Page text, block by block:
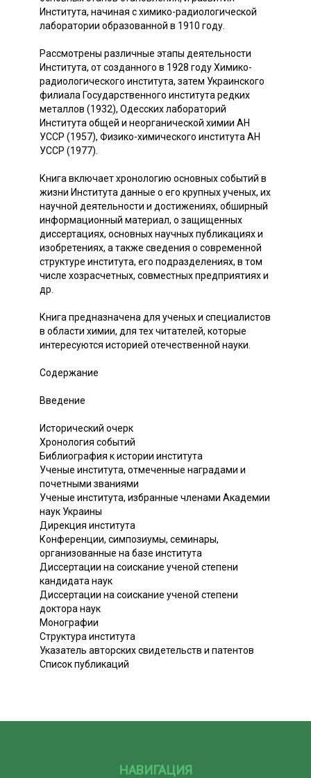
Института, начиная с химико-радиологической
лаборатории образованной в 1910 году.
Рассмотрены различные этапы деятельности
Института, от созданного в 1928 году Химико-
радиологического института, затем Украинского
филиала Государственного института редких
металлов (1932), Одесских лабораторий
Института общей и неорганической химии АН
УССР (1957), Физико-химического института АН
УССР (1977).
Книга включает хронологию основных событий в
жизни Института данные о его крупных ученых, их
научной деятельности и достижениях, обширный
информационный материал, о защищенных
диссертациях, основных научных публикациях и
изобретениях, а также сведения о современной
структуре института, его подразделениях, в том
числе хозрасчетных, совместных предприятиях и
др.
Книга предназначена для ученых и специалистов
в области химии, для тех читателей, которые
интересуются историей отечественной науки.
Содержание
Введение
Исторический очерк
Хронология событий
Библиография к истории института
Ученые института, отмеченные наградами и
почетными званиями
Ученые института, избранные членами Академии
наук Украины
Дирекция института
Конференции, симпозиумы, семинары,
организованные на базе института
Диссертации на соискание ученой степени
кандидата наук
Диссертации на соискание ученой степени
доктора наук
Монографии
Структура института
Указатель авторских свидетельств и патентов
Список публикаций
НАВИГАЦИЯ